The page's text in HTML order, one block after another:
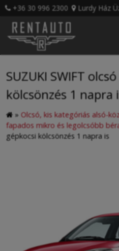
+36 30 996 2300 Lurdy Ház
SUZUKI SWIFT
kölcsönzés 1 napra
» Olcsó, kis kategóriás alsó-
fapados mikro és legolcsóbb
gépkocsi kölcsönzés 1 napra is